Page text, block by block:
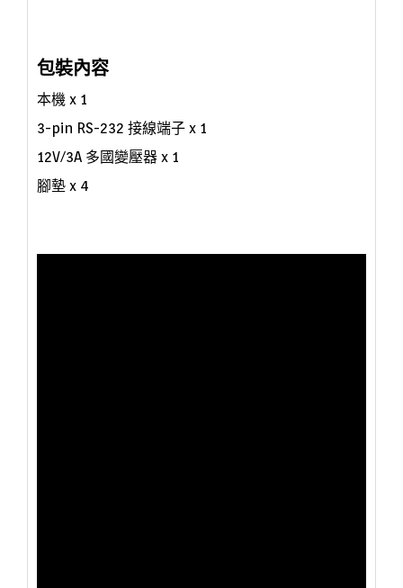
包裝內容
本機 x 1
3-pin RS-232 接線端子 x 1
12V/3A 多國變壓器 x 1
腳墊 x 4